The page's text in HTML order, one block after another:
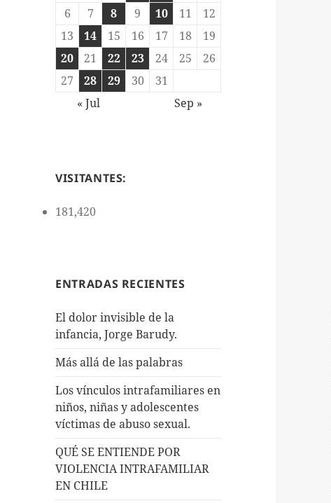
6
7 8 9 10 11
12
13
14 15 16 17 18
19
20
21 22 23 24 25
26
27
28 29 30
31
« Jul
Sep »
VISITANTES:
181,420
ENTRADAS RECIENTES
El dolor invisible de la
infancia, Jorge Barudy.
Más allá de las palabras
Los vínculos intrafamiliares en
niños, niñas y adolescentes
víctimas de abuso sexual.
QUÉ SE ENTIENDE POR
VIOLENCIA INTRAFAMILIAR
EN CHILE